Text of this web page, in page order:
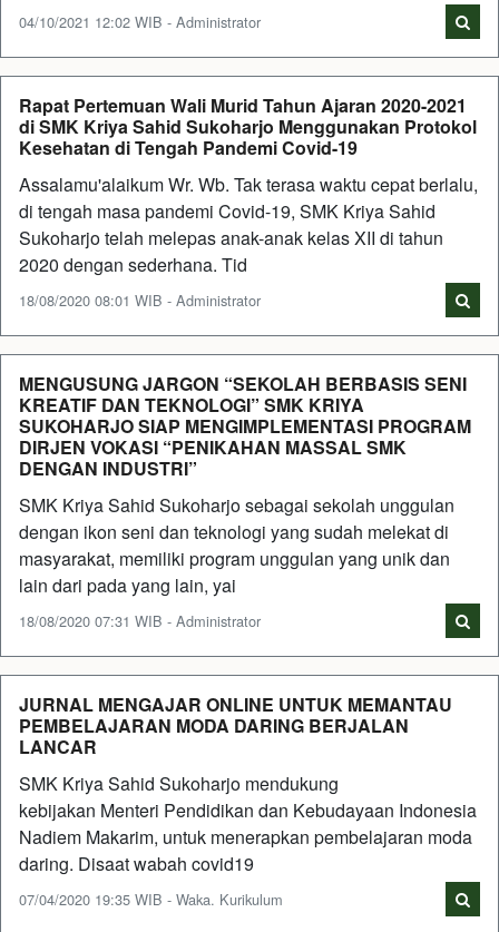
04/10/2021 12:02 WIB - Administrator
Rapat Pertemuan Wali Murid Tahun Ajaran 2020-2021
di SMK Kriya Sahid Sukoharjo Menggunakan Protokol
Kesehatan di Tengah Pandemi Covid-19
Assalamu'alaikum Wr. Wb. Tak terasa waktu cepat berlalu,
di tengah masa pandemi Covid-19, SMK Kriya Sahid
Sukoharjo telah melepas anak-anak kelas XII di tahun
2020 dengan sederhana. Tid
18/08/2020 08:01 WIB - Administrator
MENGUSUNG JARGON “SEKOLAH BERBASIS SENI
KREATIF DAN TEKNOLOGI” SMK KRIYA
SUKOHARJO SIAP MENGIMPLEMENTASI PROGRAM
DIRJEN VOKASI “PENIKAHAN MASSAL SMK
DENGAN INDUSTRI”
SMK Kriya Sahid Sukoharjo sebagai sekolah unggulan
dengan ikon seni dan teknologi yang sudah melekat di
masyarakat, memiliki program unggulan yang unik dan
lain dari pada yang lain, yai
18/08/2020 07:31 WIB - Administrator
JURNAL MENGAJAR ONLINE UNTUK MEMANTAU
PEMBELAJARAN MODA DARING BERJALAN
LANCAR
SMK Kriya Sahid Sukoharjo mendukung
kebijakan Menteri Pendidikan dan Kebudayaan Indonesia
Nadiem Makarim, untuk menerapkan pembelajaran moda
daring. Disaat wabah covid19
07/04/2020 19:35 WIB - Waka. Kurikulum